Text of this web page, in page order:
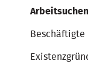
Beschäftigte